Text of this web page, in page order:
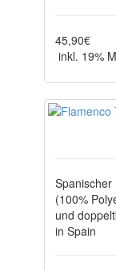
45,90€
inkl. 19%
Spanischer
(100%
und
in Spain